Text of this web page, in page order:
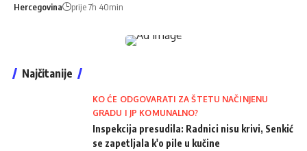
Hercegovina prije 7h 40min
Najčitanije
KO ĆE ODGOVARATI ZA ŠTETU NAČINJENU
GRADU I JP KOMUNALNO?
Inspekcija presudila: Radnici nisu krivi, Senkić
se zapetljala k'o pile u kučine